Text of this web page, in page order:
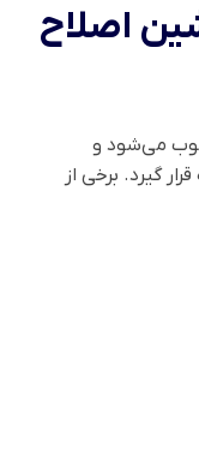
اصلاح
می‌شود و
گیرد. برخی از